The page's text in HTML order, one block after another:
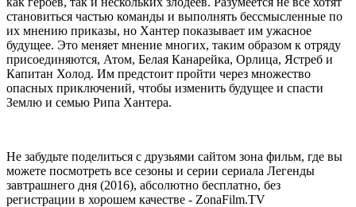
становиться частью команды и выполнять бессмысленные по
их мнению приказы, но Хантер показывает им ужасное
будущее. Это меняет мнение многих, таким образом к отряду
присоединяются, Атом, Белая Канарейка, Орлица, Ястреб и
Капитан Холод. Им предстоит пройти через множество
опасных приключений, чтобы изменить будущее и спасти
Землю и семью Рипа Хантера.
Не забудьте поделиться с друзьями сайтом зона фильм, где вы
можете посмотреть все сезоны и серии сериала Легенды
завтрашнего дня (2016), абсолютно бесплатно, без
регистрации в хорошем качестве - ZonaFilm.TV